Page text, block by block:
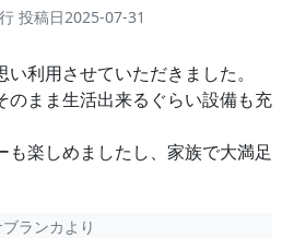
投稿日2025-07-31
利用させていただきました。
のまま生活出来るぐらい設備も充
も楽しめましたし、家族で大満足
ブランカより